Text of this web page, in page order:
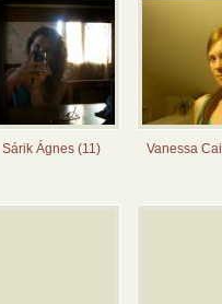
Sárik Ágnes (11) Vanessa